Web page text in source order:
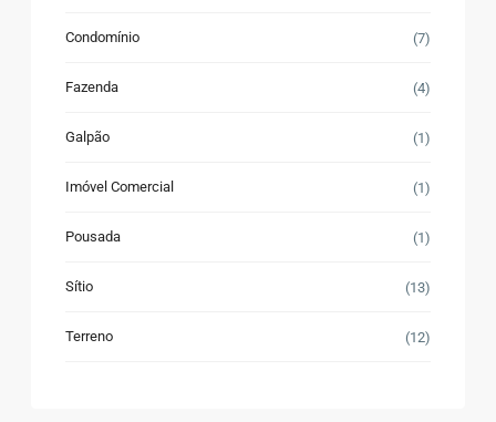
Condomínio (7)
Fazenda (4)
Galpão (1)
Imóvel Comercial (1)
Pousada (1)
Sítio (13)
Terreno (12)